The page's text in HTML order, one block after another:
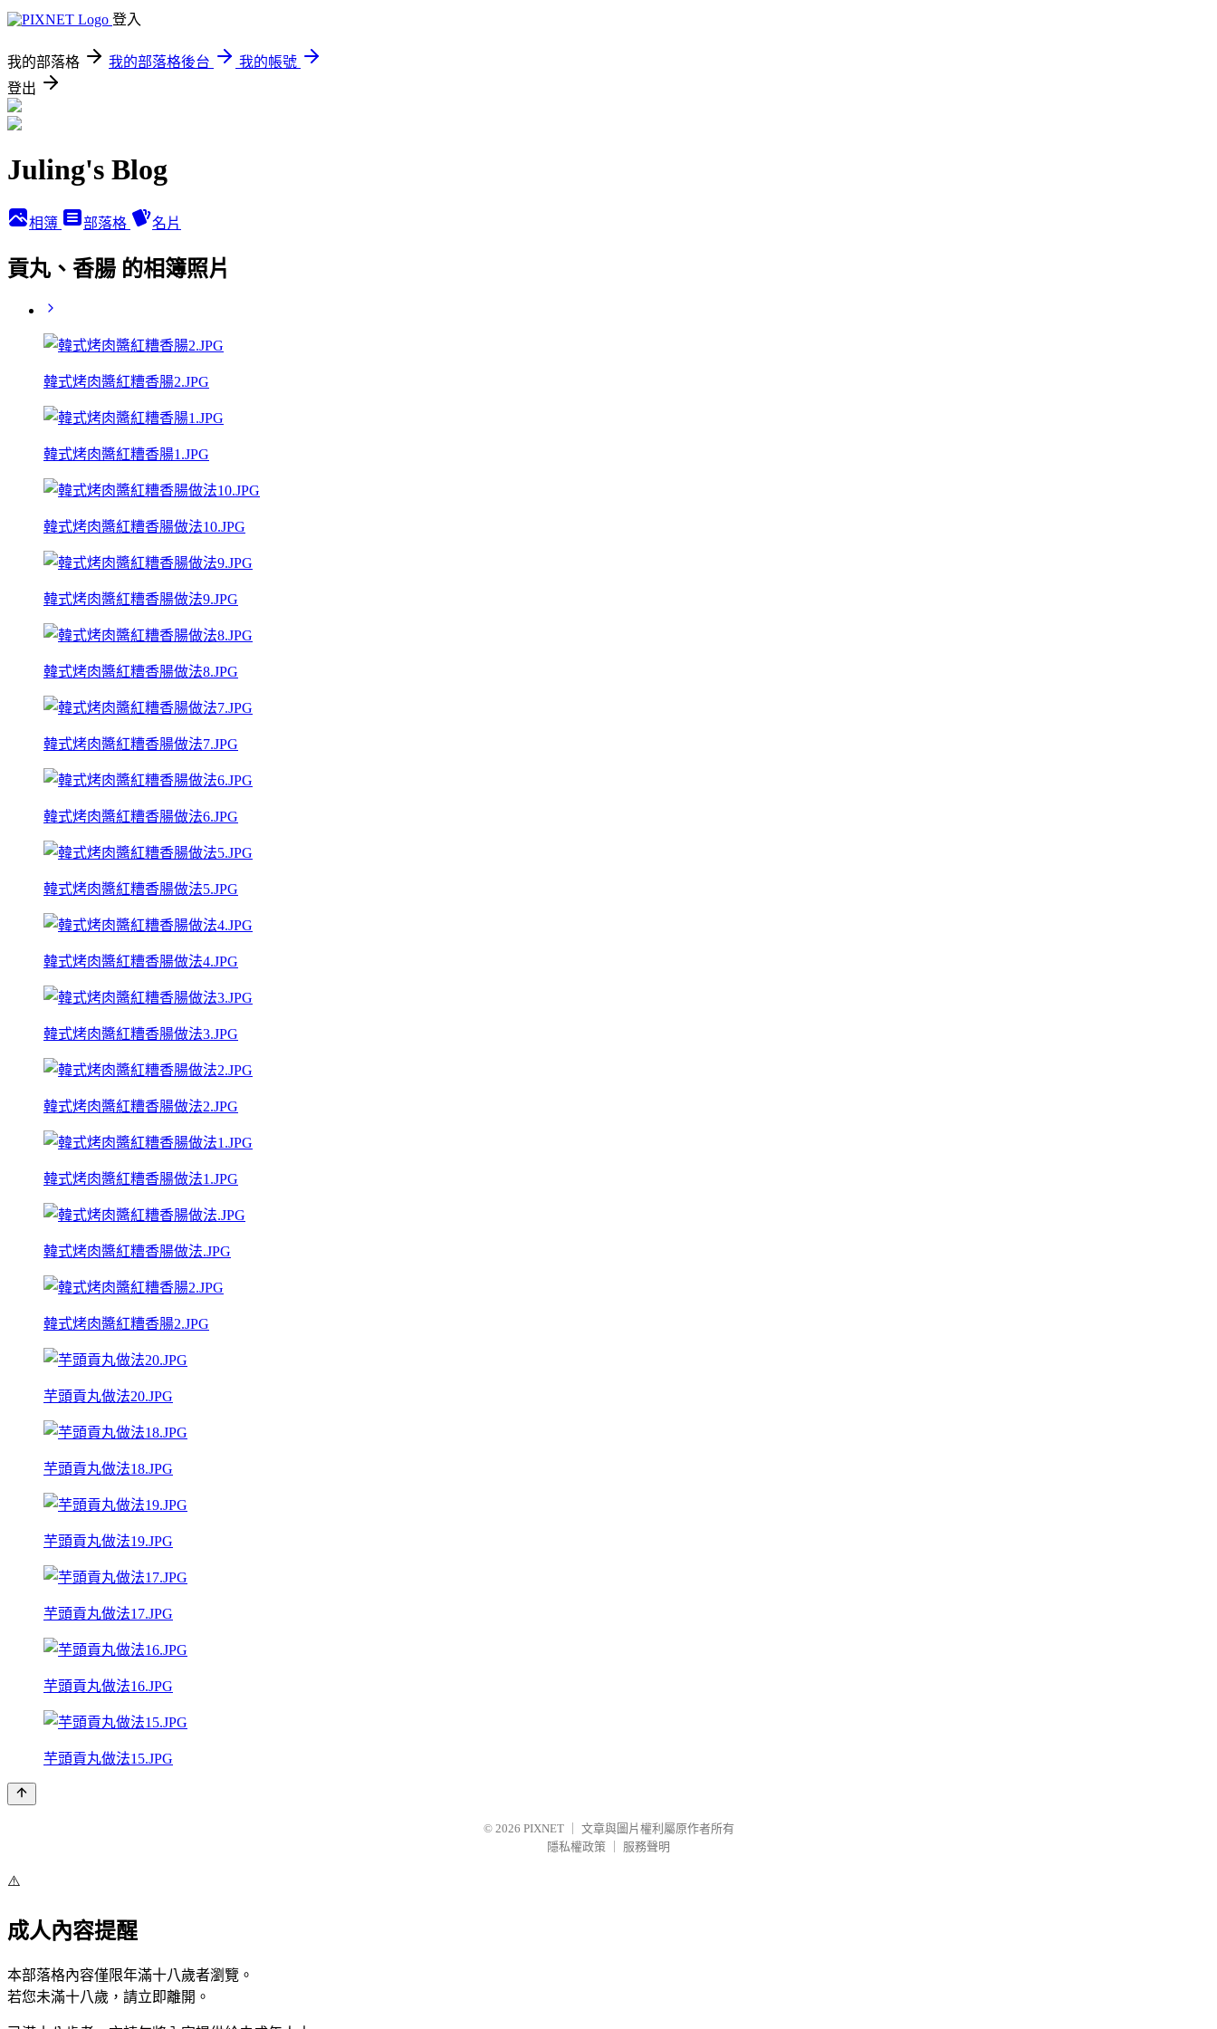
登入
我的部落格 我的部落格後台
我的帳號
登出
Juling's Blog
相簿 部落格 名片
貢丸、香腸 的相簿照片
韓式烤肉醬紅糟香腸2.JPG
韓式烤肉醬紅糟香腸1.JPG
韓式烤肉醬紅糟香腸做法10.JPG
韓式烤肉醬紅糟香腸做法9.JPG
韓式烤肉醬紅糟香腸做法8.JPG
韓式烤肉醬紅糟香腸做法7.JPG
韓式烤肉醬紅糟香腸做法6.JPG
韓式烤肉醬紅糟香腸做法5.JPG
韓式烤肉醬紅糟香腸做法4.JPG
韓式烤肉醬紅糟香腸做法3.JPG
韓式烤肉醬紅糟香腸做法2.JPG
韓式烤肉醬紅糟香腸做法1.JPG
韓式烤肉醬紅糟香腸做法.JPG
韓式烤肉醬紅糟香腸2.JPG
芋頭貢丸做法20.JPG
芋頭貢丸做法18.JPG
芋頭貢丸做法19.JPG
芋頭貢丸做法17.JPG
芋頭貢丸做法16.JPG
芋頭貢丸做法15.JPG
© 2026 PIXNET
文章與圖片權利屬原作者所有
隱私權政策
服務聲明
⚠️
成人內容提醒
本部落格內容僅限年滿十八歲者瀏覽。
若您未滿十八歲，請立即離開。